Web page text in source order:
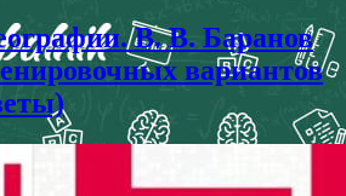
В. В. Баранов
вариантов